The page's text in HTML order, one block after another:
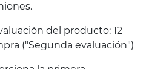
del producto: 12
("Segunda evaluación")